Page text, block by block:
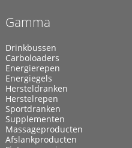
Gamma
Drinkbussen
Carboloaders
Energierepen
Energiegels
Hersteldranken
Herstelrepen
Sportdranken
Supplementen
Massageproducten
Afslankproducten